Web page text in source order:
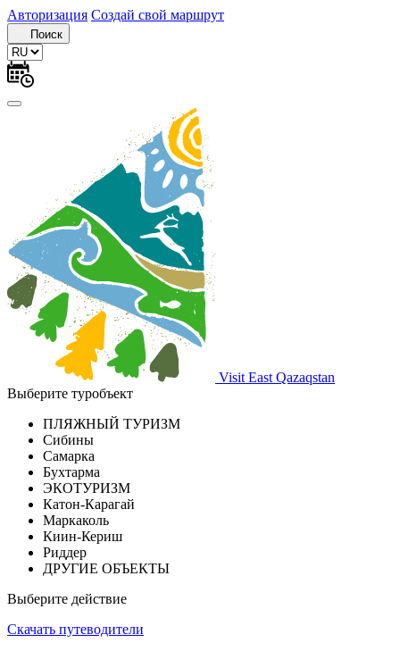
Авторизация Создай свой маршрут
Поиск
Visit East Qazaqstan
Выберите туробъект
ПЛЯЖНЫЙ ТУРИЗМ
Сибины
Самарка
Бухтарма
ЭКОТУРИЗМ
Катон-Карагай
Маркаколь
Киин-Кериш
Риддер
ДРУГИЕ ОБЪЕКТЫ
Выберите действие
Скачать путеводители